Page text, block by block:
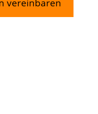
vereinbaren